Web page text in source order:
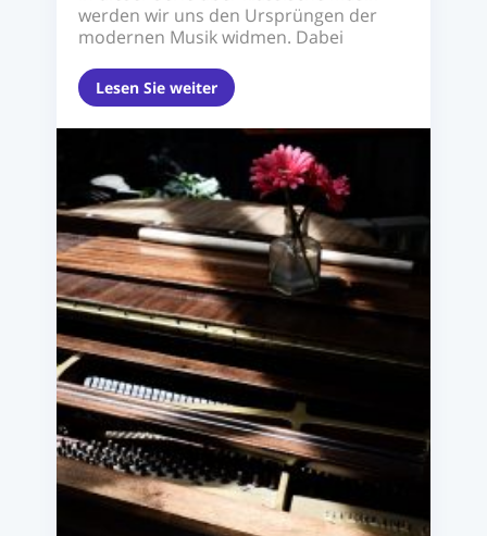
werden wir uns den Ursprüngen der
modernen Musik widmen. Dabei
Lesen Sie weiter